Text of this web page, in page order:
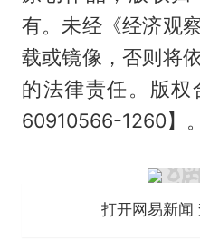
有。未经《经济观
载或镜像，否则将
的法律责任。版
60910566-1260】。
打开网易新闻